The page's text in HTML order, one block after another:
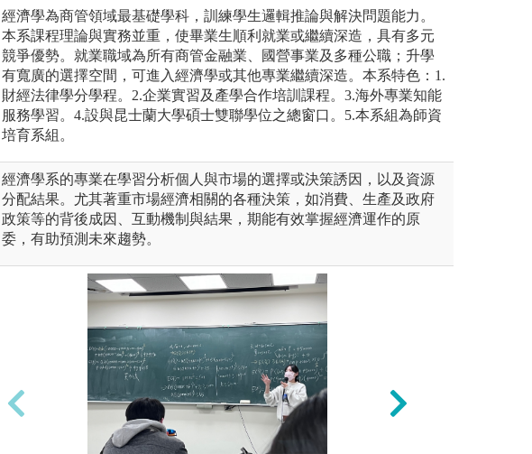
經濟學為商管領域最基礎學科，訓練學生邏輯推論與解決問題能力。
本系課程理論與實務並重，使畢業生順利就業或繼續深造，具有多元
競爭優勢。就業職域為所有商管金融業、國營事業及多種公職；升學
有寬廣的選擇空間，可進入經濟學或其他專業繼續深造。本系特色：1.
財經法律學分學程。2.企業實習及產學合作培訓課程。3.海外專業知能
服務學習。4.設與昆士蘭大學碩士雙聯學位之總窗口。5.本系組為師資
培育系組。
經濟學系的專業在學習分析個人與市場的選擇或決策誘因，以及資源
分配結果。尤其著重市場經濟相關的各種決策，如消費、生產及政府
政策等的背後成因、互動機制與結果，期能有效掌握經濟運作的原
委，有助預測未來趨勢。